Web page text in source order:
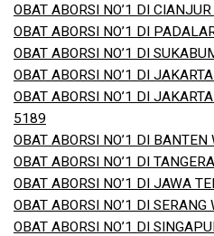
OBAT ABORSI NO’1 DI
OBAT ABORSI NO’1 DI
OBAT ABORSI NO’1 DI
OBAT ABORSI NO’1 DI
OBAT ABORSI NO’1 DI
5189
OBAT ABORSI NO’1 DI
OBAT ABORSI NO’1 DI
OBAT ABORSI NO’1 DI JAWA
OBAT ABORSI NO’1 DI
OBAT ABORSI NO’1 DI